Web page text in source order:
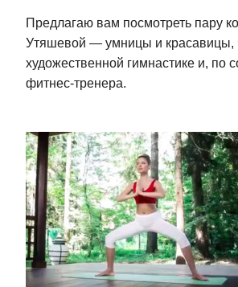
Предлагаю вам посмотреть пару
Утяшевой — умницы и красавицы,
художественной гимнастике и, по
фитнес-тренера.